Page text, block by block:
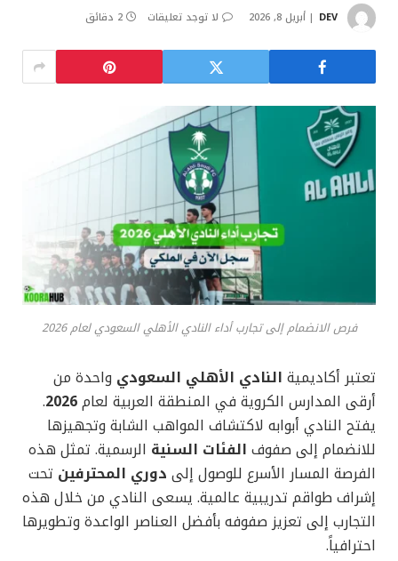
DEV أبريل 8, 2026 لا توجد تعليقات 2 دقائق
فرص الانضمام إلى تجارب أداء النادي الأهلي السعودي لعام 2026
تعتبر أكاديمية النادي الأهلي السعودي واحدة من
أرقى المدارس الكروية في المنطقة العربية لعام2026
.
يفتح النادي أبوابه لاكتشاف المواهب الشابة وتجهيزها
للانضمام إلى صفوف الفئات السنية الرسمية. تمثل هذه
الفرصة المسار الأسرع للوصول إلى دوري المحترفين تحت
إشراف طواقم تدريبية عالمية. يسعى النادي من خلال هذه
التجارب إلى تعزيز صفوفه بأفضل العناصر الواعدة وتطويرها
احترافياً.